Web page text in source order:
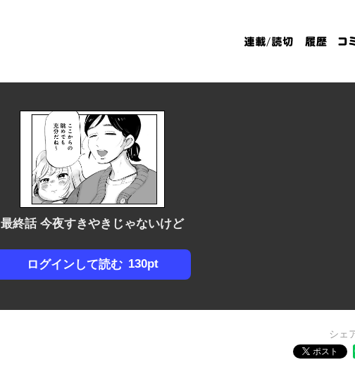
連載/読切 履歴 コ
最終話 今夜すきやきじゃないけど
ログインして読む 130pt
シェ
ポスト